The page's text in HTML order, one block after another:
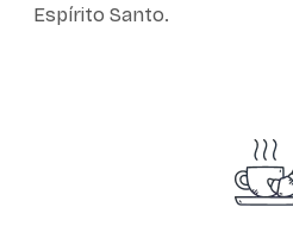
Espírito Santo.